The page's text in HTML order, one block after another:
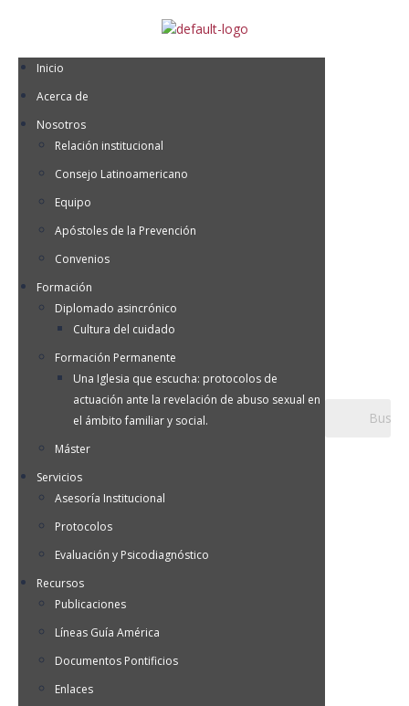
Inicio
Acerca de
Nosotros
Relación institucional
Consejo Latinoamericano
Equipo
Apóstoles de la Prevención
Convenios
Formación
Diplomado asincrónico
Cultura del cuidado
Formación Permanente
Una Iglesia que escucha: protocolos de
actuación ante la revelación de abuso sexual en
el ámbito familiar y social.
Máster
Servicios
Asesoría Institucional
Protocolos
Evaluación y Psicodiagnóstico
Recursos
Publicaciones
Líneas Guía América
Documentos Pontificios
Enlaces